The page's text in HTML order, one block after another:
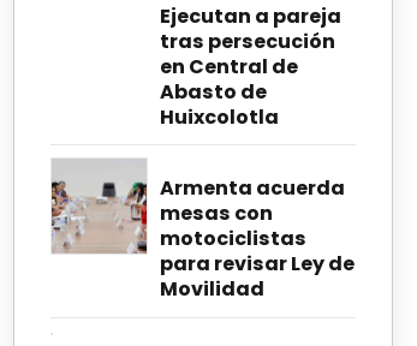
Ejecutan a pareja
tras persecución
en Central de
Abasto de
Huixcolotla
Armenta acuerda
mesas con
motociclistas
para revisar Ley de
Movilidad